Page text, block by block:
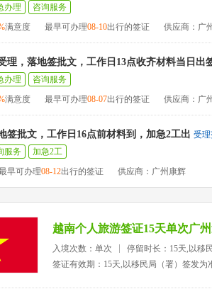
办理
咨询服务
满意度 最早可办理08-10出行的签证 供应商：广
理，落地签批文，工作日13点收齐材料当日出
办理
咨询服务
满意度 最早可办理08-07出行的签证 供应商：广
签批文，工作日16点前材料到，加急2工出 受理
服务
加急2工
早可办理08-12出行的签证 供应商：广州康辉
越南个人旅游签证15天单次广
入境次数：单次
停留时长：15天,以移
签证有效期：15天,以移民局（署）签发为